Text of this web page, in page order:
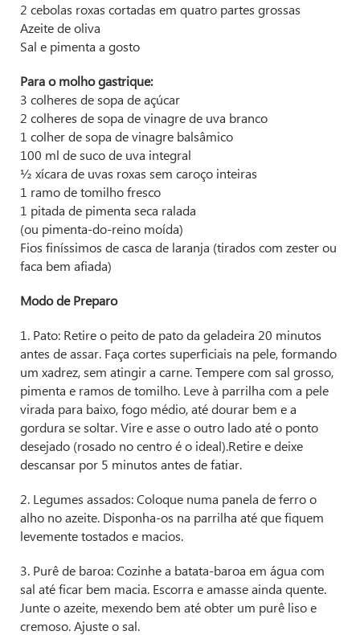
2 cebolas roxas cortadas em quatro partes grossas
Azeite de oliva
Sal e pimenta a gosto
Para o molho gastrique:
3 colheres de sopa de açúcar
2 colheres de sopa de vinagre de uva branco
1 colher de sopa de vinagre balsâmico
100 ml de suco de uva integral
½ xícara de uvas roxas sem caroço inteiras
1 ramo de tomilho fresco
1 pitada de pimenta seca ralada
(ou pimenta-do-reino moída)
Fios finíssimos de casca de laranja (tirados com zester ou
faca bem afiada)
Modo de Preparo
1. Pato: Retire o peito de pato da geladeira 20 minutos
antes de assar. Faça cortes superficiais na pele, formando
um xadrez, sem atingir a carne. Tempere com sal grosso,
pimenta e ramos de tomilho. Leve à parrilha com a pele
virada para baixo, fogo médio, até dourar bem e a
gordura se soltar. Vire e asse o outro lado até o ponto
desejado (rosado no centro é o ideal).Retire e deixe
descansar por 5 minutos antes de fatiar.
2. Legumes assados: Coloque numa panela de ferro o
alho no azeite. Disponha-os na parrilha até que fiquem
levemente tostados e macios.
3. Purê de baroa: Cozinhe a batata-baroa em água com
sal até ficar bem macia. Escorra e amasse ainda quente.
Junte o azeite, mexendo bem até obter um purê liso e
cremoso. Ajuste o sal.